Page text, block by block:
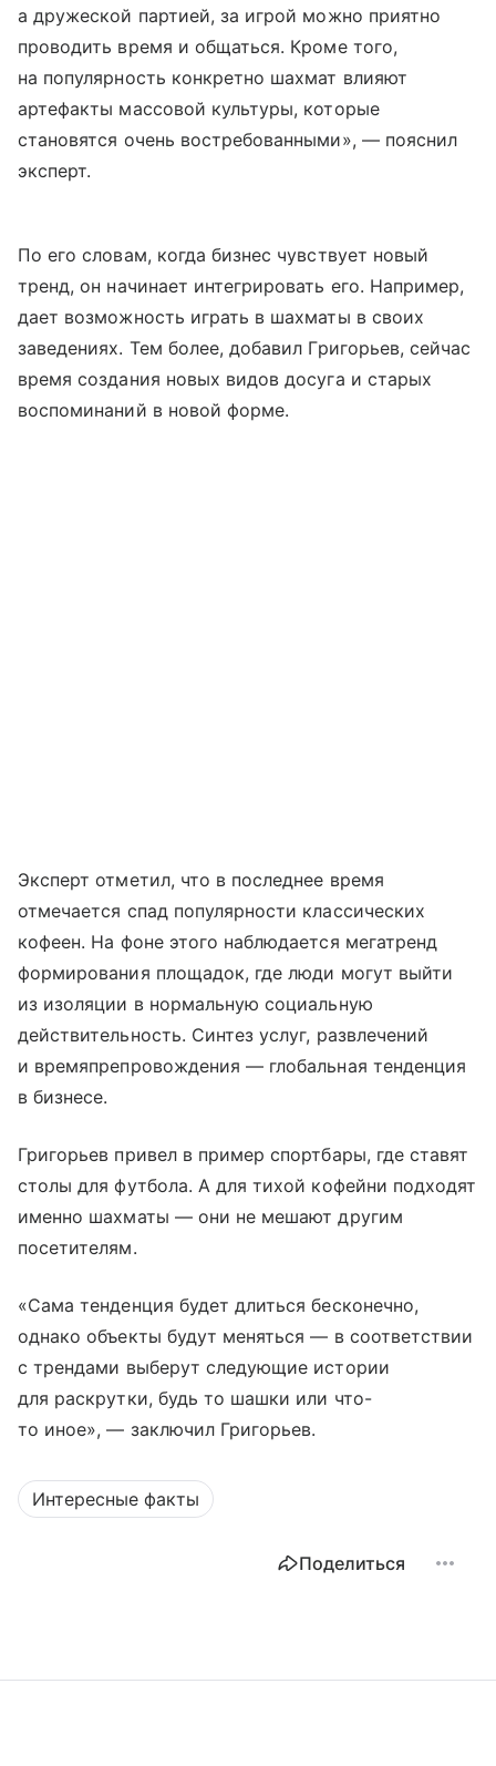
а дружеской партией, за игрой можно приятно
проводить время и общаться. Кроме того,
на популярность конкретно шахмат влияют
артефакты массовой культуры, которые
становятся очень востребованными», — пояснил
эксперт.
По его словам, когда бизнес чувствует новый
тренд, он начинает интегрировать его. Например,
дает возможность играть в шахматы в своих
заведениях. Тем более, добавил Григорьев, сейчас
время создания новых видов досуга и старых
воспоминаний в новой форме.
Эксперт отметил, что в последнее время
отмечается спад популярности классических
кофеен. На фоне этого наблюдается мегатренд
формирования площадок, где люди могут выйти
из изоляции в нормальную социальную
действительность. Синтез услуг, развлечений
и времяпрепровождения — глобальная тенденция
в бизнесе.
Григорьев привел в пример спортбары, где ставят
столы для футбола. А для тихой кофейни подходят
именно шахматы — они не мешают другим
посетителям.
«Сама тенденция будет длиться бесконечно,
однако объекты будут меняться — в соответствии
с трендами выберут следующие истории
для раскрутки, будь то шашки или что-
то иное», — заключил Григорьев.
Интересные факты
Поделиться